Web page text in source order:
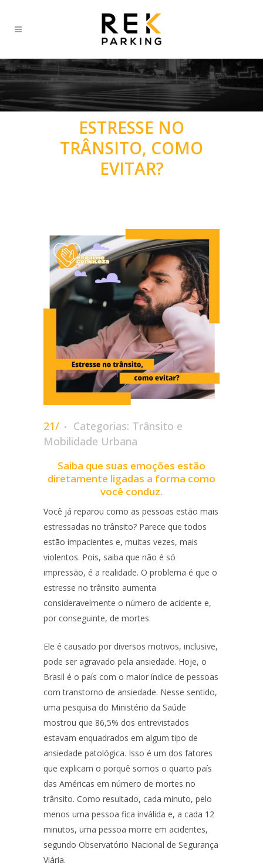
ESTRESSE NO
TRÂNSITO, COMO
EVITAR?
21/ Categorias: Trânsito e
Mobilidade Urbana
Saiba que suas emoções estão
diretamente ligadas a forma como
você conduz.
Você já reparou como as pessoas estão mais
estressadas no trânsito? Parece que todos
estão impacientes e, muitas vezes, mais
violentos. Pois, saiba que não é só
impressão, é a realidade. O problema é que o
estresse no trânsito aumenta
consideravelmente o número de acidente e,
por conseguinte, de mortes.
Ele é causado por diversos motivos, inclusive,
pode ser agravado pela ansiedade. Hoje, o
Brasil é o país com o maior índice de pessoas
com transtorno de ansiedade. Nesse sentido,
uma pesquisa do Ministério da Saúde
mostrou que 86,5% dos entrevistados
estavam enquadrados em algum tipo de
ansiedade patológica. Isso é um dos fatores
que explicam o porquê somos o quarto país
das Américas em número de mortes no
trânsito. Como resultado, cada minuto, pelo
menos uma pessoa fica inválida e, a cada 12
minutos, uma pessoa morre em acidentes,
segundo Observatório Nacional de Segurança
Viária.